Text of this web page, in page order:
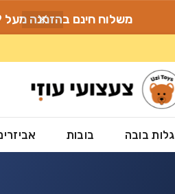
משלוח חינם בהזמנה מעל 299 ש"ח
בובה בובות